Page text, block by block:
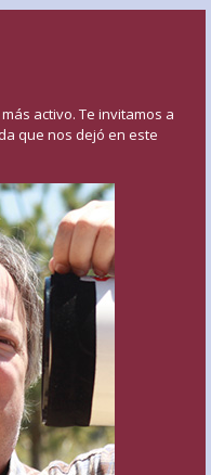
activo. Te invitamos a
que nos dejó en este